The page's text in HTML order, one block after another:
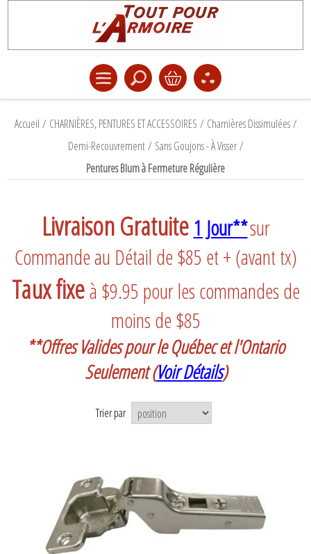
Accueil / CHARNIÈRES, PENTURES ET ACCESSOIRES / Charnières Dissimulées /
Demi-Recouvrement / Sans Goujons - À Visser /
Pentures Blum à Fermeture Régulière
Livraison Gratuite 1 Jour**sur
Commande au Détail de $85 et + (avant tx)
Taux fixeà $9.95 pour les commandes de
moins de $85
**Offres Valides pour le Québec et l'Ontario
Seulement (Voir Détails)
Trier par